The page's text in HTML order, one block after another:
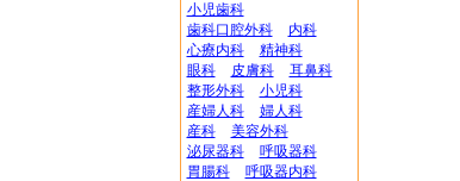
小児歯科
歯科口腔外科
内科
心療内科
精神科
眼科
皮膚科
耳鼻科
整形外科
小児科
産婦人科
婦人科
産科
美容外科
泌尿器科
呼吸器科
胃腸科
呼吸器内科